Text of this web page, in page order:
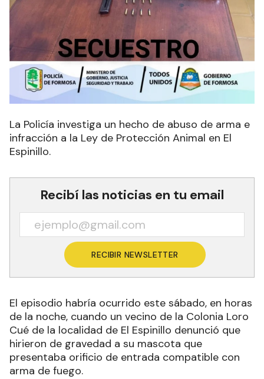
La Policía investiga un hecho de abuso de arma e
infracción a la Ley de Protección Animal en El
Espinillo.
Recibí las noticias en tu email
RECIBIR NEWSLETTER
El episodio habría ocurrido este sábado, en horas
de la noche, cuando un vecino de la Colonia Loro
Cué de la localidad de El Espinillo denunció que
hirieron de gravedad a su mascota que
presentaba orificio de entrada compatible con
arma de fuego.